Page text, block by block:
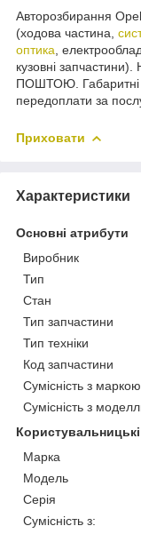
Авторозбирання
(ходова частина,
оптика ,
кузовні
ПОШТОЮ. Габаритні
передоплати за
Приховати
Характеристики
Основні атрибути
Виробник
Тип
Стан
Тип запчастини
Тип техніки
Код запчастини
Сумісність з маркою
Сумісність з
Марка
Модель
Серія
Сумісність з: